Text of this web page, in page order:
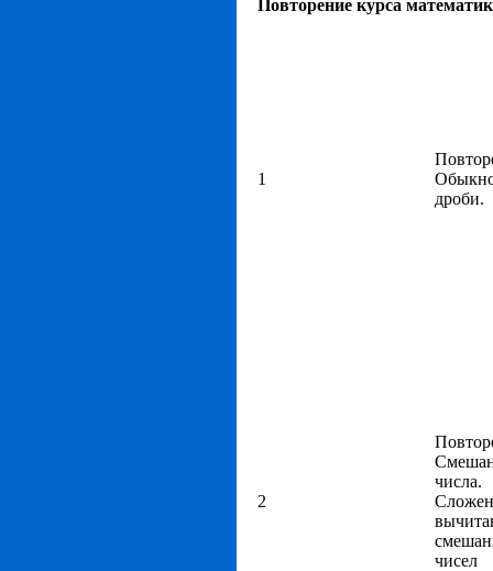
Повторение курса
1
дроби.
2
числа.
чисел